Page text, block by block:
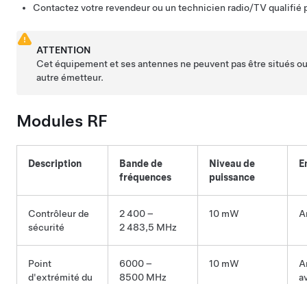
Contactez votre revendeur ou un technicien radio/TV qualifié
ATTENTION
Cet équipement et ses antennes ne peuvent pas être situés
autre émetteur.
Modules RF
Description
Bande de
fréquences
Niveau de
puissance
Contrôleur de
sécurité
2 400 –
2 483,5 MHz
10 mW
Point
d'extrémité du
6000 –
8500 MHz
10 mW